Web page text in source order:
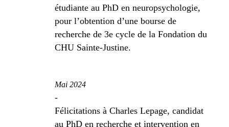
étudiante au PhD en neuropsychologie,
pour l’obtention d’une bourse de
recherche de 3e cycle de la Fondation du
CHU Sainte-Justine.
Mai 2024
-
Félicitations à Charles Lepage, candidat
au PhD en recherche et intervention en